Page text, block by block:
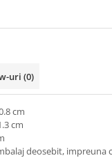
uri (0)
cm
cm
deosebit,